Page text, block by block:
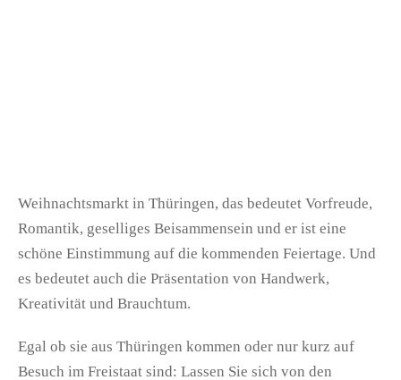
Weihnachtsmarkt in Thüringen, das bedeutet Vorfreude,
Romantik, geselliges Beisammensein und er ist eine
schöne Einstimmung auf die kommenden Feiertage. Und
es bedeutet auch die Präsentation von Handwerk,
Kreativität und Brauchtum.
Egal ob sie aus Thüringen kommen oder nur kurz auf
Besuch im Freistaat sind: Lassen Sie sich von den